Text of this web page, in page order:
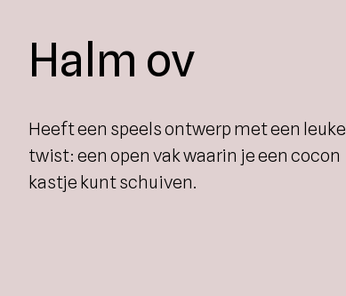
Halm ov
Heeft een speels ontwerp met een leuke
twist: een open vak waarin je een cocon
kastje kunt schuiven.